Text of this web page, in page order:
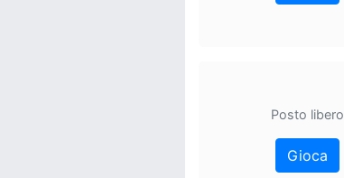
Posto libero
Gioca